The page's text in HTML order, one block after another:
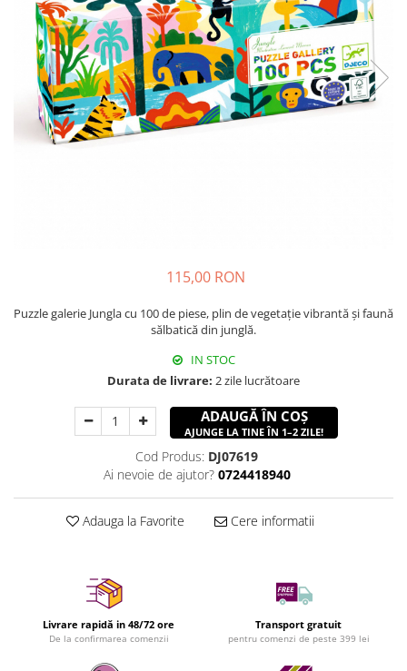
115,00 RON
Puzzle galerie Jungla cu 100 de piese, plin de vegetație vibrantă și faună
sălbatică din junglă.
IN STOC
Durata de livrare: 2 zile lucrătoare
ADAUGĂ ÎN COȘ
AJUNGE LA TINE ÎN 1–2 ZILE!
Cod Produs: DJ07619
Ai nevoie de ajutor? 0724418940
Adauga la Favorite Cere informatii
Livrare rapidă in 48/72 ore
De la confirmarea comenzii
Transport gratuit
pentru comenzi de peste 399 lei